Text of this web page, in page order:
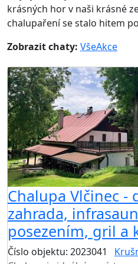
krásných hor v naši krásné
chalupaření se stalo hitem
Zobrazit chaty: VšeAkce
Chalupa Vlčinec -
zahrada,
posezením, gril a
Číslo objektu: 2023041